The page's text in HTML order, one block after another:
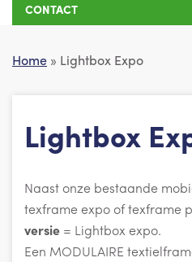
CONTACT
Home » Lightbox Expo
Lightbox
Naast onze bestaande
texframe expo of texframe
versie = Lightbox expo.
Een MODULAIRE